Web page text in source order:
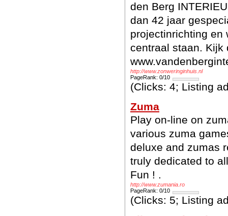
den Berg
dan 42 jaar
projectinrichting en
centraal staan. Kijk
http://www.zonweringinhuis.nl
PageRank: 0/10
(Clicks: 4; Listing
Zuma
Play on-line on
various zuma
deluxe and zumas
truly dedicated to
Fun ! .
http://www.zumania.ro
PageRank: 0/10
(Clicks: 5; Listing